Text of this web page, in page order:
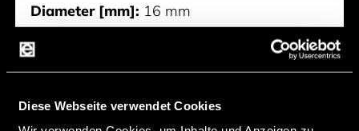
Diese Webseite verwendet Cookies
Diameter [mm]: 16 mm
Height [mm]:
Impedance [Ω]:8 Ω
SPL [dB]:83 dB